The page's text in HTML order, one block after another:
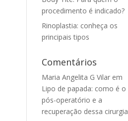
procedimento é indicado?
Rinoplastia: conheça os
principais tipos
Comentários
Maria Angelita G Vilar em
Lipo de papada: como é o
pós-operatório e a
recuperação dessa cirurgia